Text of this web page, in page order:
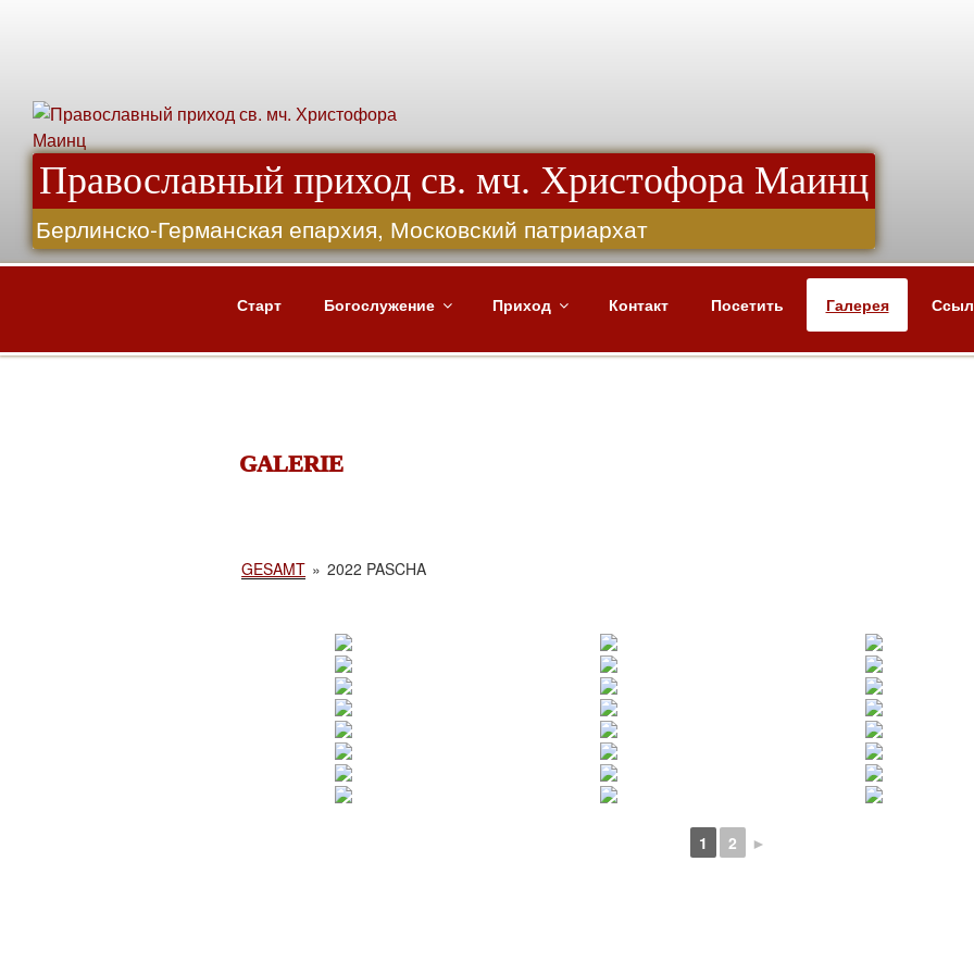
Православный приход св. мч. Христофора Маинц
Берлинско-Германская епархия, Московский патриархат
Старт Богослужение Приход Контакт Посетить Галерея
GALERIE
GESAMT » 2022 PASCHA
1 2 ►